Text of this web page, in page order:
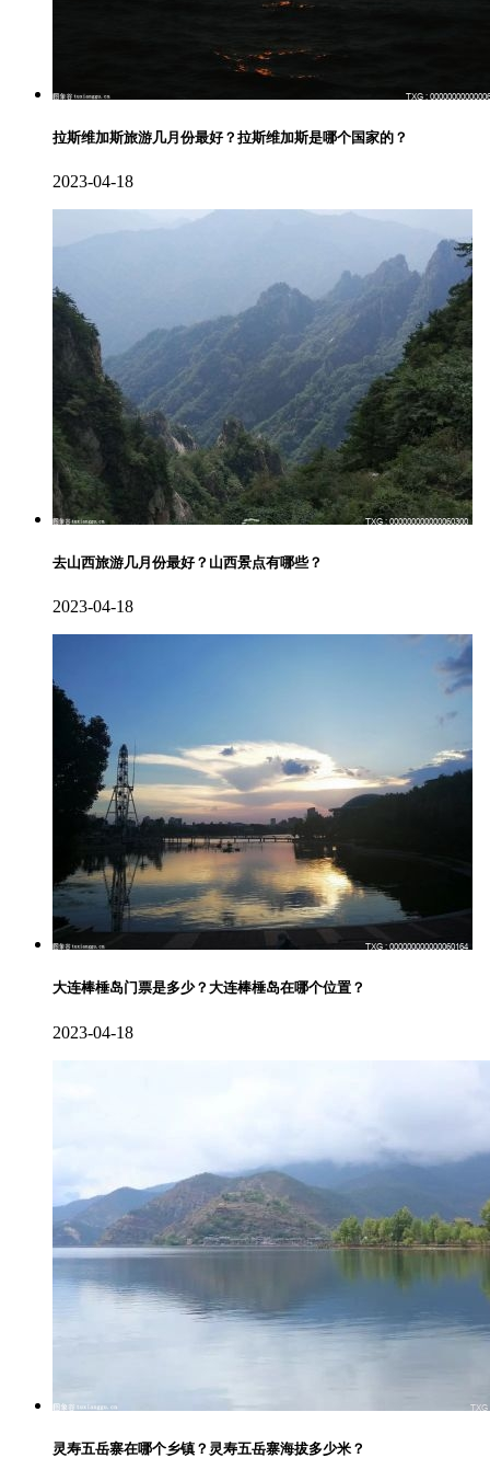
拉斯维加斯旅游几月份最好？拉斯维加斯是哪个国家的？
2023-04-18
去山西旅游几月份最好？山西景点有哪些？
2023-04-18
大连棒棰岛门票是多少？大连棒棰岛在哪个位置？
2023-04-18
灵寿五岳寨在哪个乡镇？灵寿五岳寨海拔多少米？